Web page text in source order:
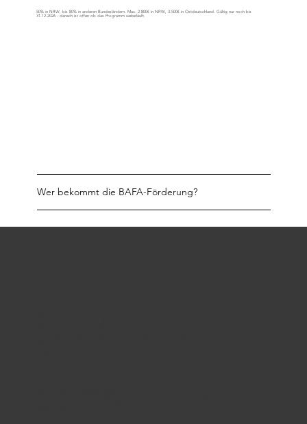
50% in NRW, bis 80% in anderen Bundesländern. Max. 2.800€ in NRW, 3.500€ in Ostdeutschland. Gültig nur noch bis
31.12.2026 - danach ist offen ob das Programm weiterläuft.
Wer bekommt die BAFA-Förderung?